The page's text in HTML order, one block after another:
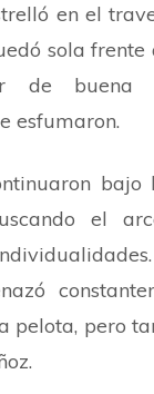
en el
sola
de
esfumaron.
el
pelota, pero